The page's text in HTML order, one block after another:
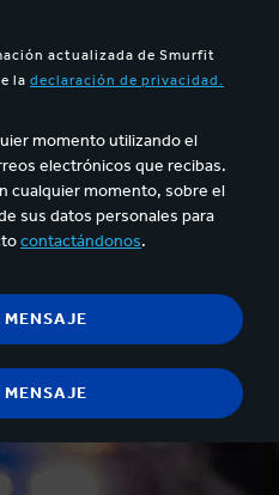
actualizada de Smurfit
la declaración de privacidad.
momento utilizando el
electrónicos que recibas.
cualquier momento, sobre el
sus datos personales para
contactándonos.